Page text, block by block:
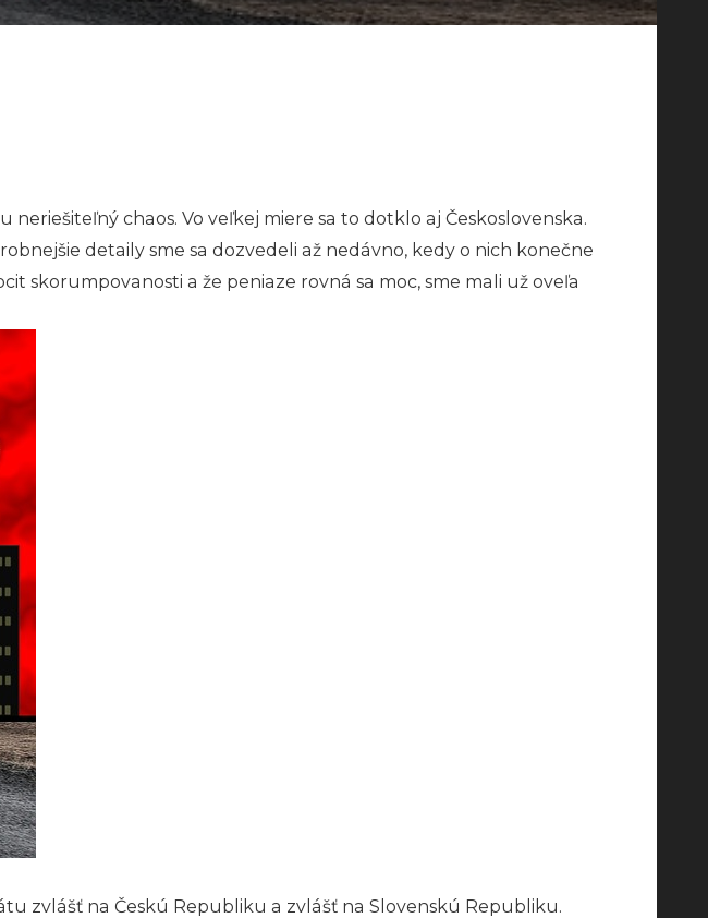
chaos. Vo veľkej miere sa to dotklo aj Československa.
detaily sme sa dozvedeli až nedávno, kedy o nich konečne
skorumpovanosti a že peniaze rovná sa moc, sme mali už oveľa
zvlášť na Českú Republiku a zvlášť na Slovenskú Republiku.